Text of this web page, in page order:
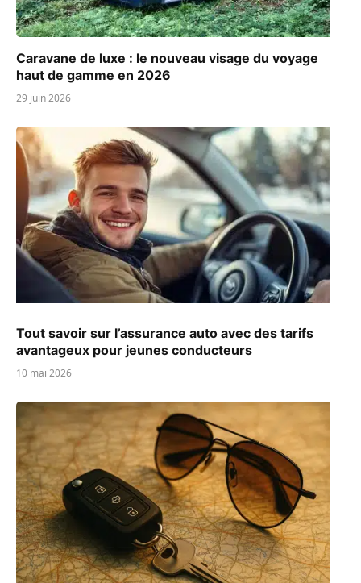
Caravane de luxe : le nouveau visage du voyage
haut de gamme en 2026
29 juin 2026
Tout savoir sur l’assurance auto avec des tarifs
avantageux pour jeunes conducteurs
10 mai 2026